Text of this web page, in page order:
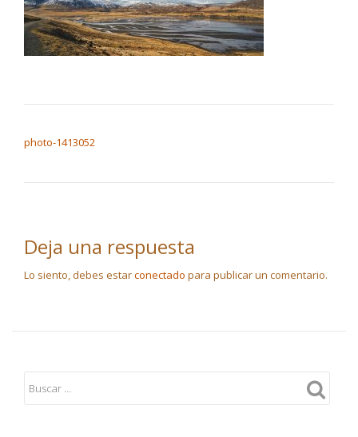
photo-1413052
Deja una respuesta
Lo siento, debes estarconectado para publicar un comentario.